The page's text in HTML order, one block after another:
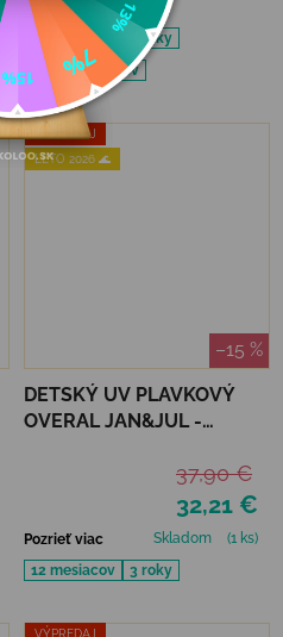
12 mesiacov
18 mesiacov
3 roky
4 roky
5 rokov
VÝPREDAJ
LETO 2026 🌊
–15 %
DETSKÝ UV PLAVKOVÝ
OVERAL JAN&JUL -
32,21 €
37,90 €
Pozrieť viac Skladom
(1 ks)
12 mesiacov
3 roky
VÝPREDAJ